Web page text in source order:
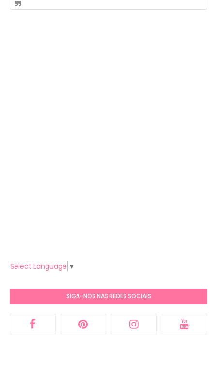
Select Language ▼
SIGA-NOS NAS REDES SOCIAIS